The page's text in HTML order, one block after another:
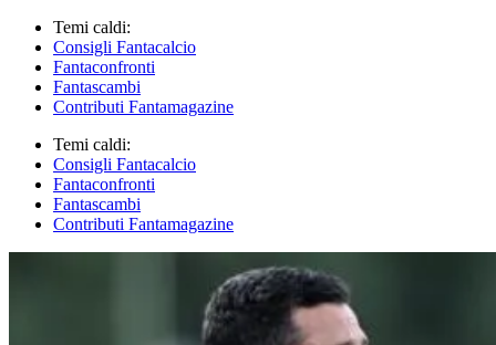
Temi caldi:
Consigli Fantacalcio
Fantaconfronti
Fantascambi
Contributi Fantamagazine
Temi caldi:
Consigli Fantacalcio
Fantaconfronti
Fantascambi
Contributi Fantamagazine